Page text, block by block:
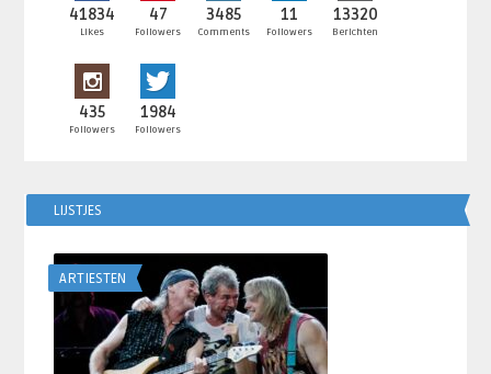
41834
Likes
47
Followers
3485
Comments
11
Followers
13320
Berichten
435
Followers
1984
Followers
LIJSTJES
ARTIESTEN